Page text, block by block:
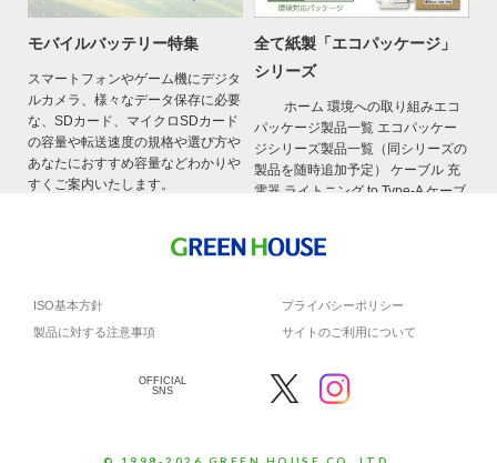
モバイルバッテリー特集
スマートフォンやゲーム機にデジタ
ルカメラ、様々なデータ保存に必要
な、SDカード、マイクロSDカード
の容量や転送速度の規格や選び方や
あなたにおすすめ容量などわかりや
すくご案内いたします。
全て紙製「エコパッケージ」
シリーズ
ホーム 環境への取り組みエコ
パッケージ製品一覧 エコパッケー
ジシリーズ製品一覧（同シリーズの
製品を随時追加予定） ケーブル 充
電器 ライトニング to Type-A ケーブ
ISO基本方針
プライバシーポリシー
製品に対する注意事項
サイトのご利用について
OFFICIAL
SNS